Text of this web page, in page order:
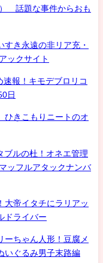
話題な事件からおも
すき永遠の非リア充・
ックサイト
報！キモデブロリコ
日
きこもりニートのオ
ブルの杜！オネエ管理
ッフルアタックナンバ
大帝イタチにラリアッ
ドライバー
ちゃん人形！豆腐メ
いぐるみ男子末路編